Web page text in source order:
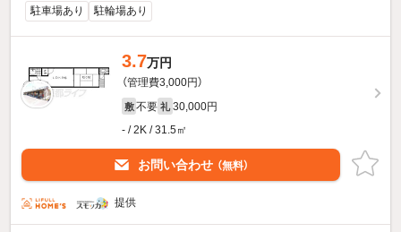
駐車場あり 駐輪場あり
3.7万円
（管理費3,000円）
敷 不要 礼 30,000円
- / 2K / 31.5㎡
お問い合わせ （無料）
提供